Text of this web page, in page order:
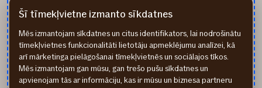
Medijiem
Ilgtspēja
Sūtīt e-pastu: info@if.lv
If Apdrošināšanas
izplatītāji
Pirmslīguma informācija
Rekvizīti
Šī tīmekļvietne izmanto sīkdatnes
Mēs izmantojam sīkdatnes un citus identifikators, lai nodrošinātu
tīmekļvietnes funkcionalitāti lietotāju apmeklējumu analīzei, kā
arī mārketinga pielāgošanai tīmekļvietnēs un sociālajos tīkos.
Mēs izmantojam gan mūsu, gan trešo pušu sīkdatnes un
apvienojam tās ar informāciju, kas ir mūsu un biznesa partneru